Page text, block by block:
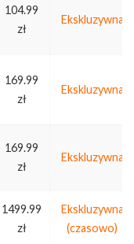
104.99
zł
Ekskluzywna
169.99
zł
Ekskluzywna
169.99
zł
Ekskluzywna
1499.99
zł
Ekskluzywna
(czasowo)